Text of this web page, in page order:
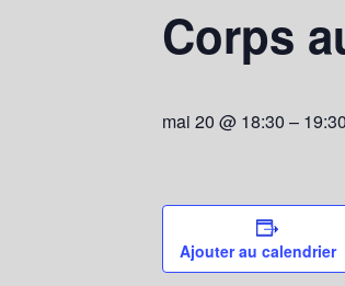
Corps
mai 20 @ 18:30 – 19:30
Ajouter au calendrier